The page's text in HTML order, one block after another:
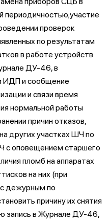
периодичностью;участие
проверок
по результатам
в работе устройств
ДУ-46, в
ИДП и сообщение
и связи время
нормальной работы
причин отказов,
других участках ШЧ по
с оповещением старшего
пломб на аппаратах
на них (при
дежурным по
причину их снятия
запись в Журнале ДУ-46,